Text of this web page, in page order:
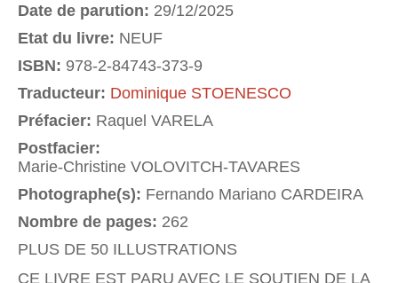
Date de parution: 29/12/2025
Etat du livre: NEUF
ISBN: 978-2-84743-373-9
Traducteur: Dominique STOENESCO
Préfacier: Raquel VARELA
Postfacier:
Marie-Christine VOLOVITCH-TAVARES
Photographe(s): Fernando Mariano CARDEIRA
Nombre de pages: 262
PLUS DE 50 ILLUSTRATIONS
CE LIVRE EST PARU AVEC LE SOUTIEN DE LA